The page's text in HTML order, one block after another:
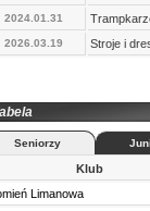
2024.01.31
2026.03.19 Stroje i
Seniorzy
Klub
Limanowa